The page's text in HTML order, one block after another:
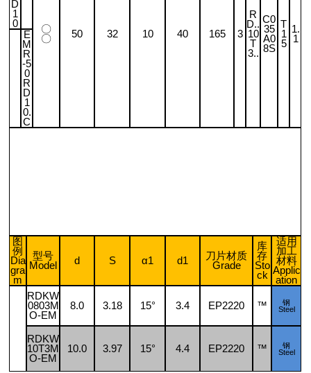
D
1
0
〇
〇
50 32 10 40 165 3
R
D..
10
T
3..
C0
35
A0
8S
T
1
5
1.
1
E
M
R
-5
0
R
D
1
0.
C
图
例
Dia
gra
m
型号
Model
d S α1 d1
刀片材质
Grade
库
存
Sto
ck
适用
加工
材料
Applic
ation
RDKW
0803M
O-EM
8.0 3.18 15° 3.4 EP2220 ™
钢
Steel
RDKW
10T3M
O-EM
10.0 3.97 15° 4.4 EP2220 ™
钢
Steel